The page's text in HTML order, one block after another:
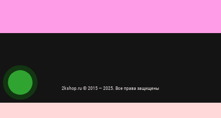
2kshop.ru © 2015 — 2025. Все права защищены